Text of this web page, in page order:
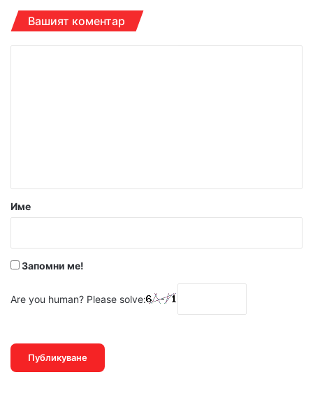
Вашият коментар
р
Име
Запомни ме!
Are you human? Please solve: